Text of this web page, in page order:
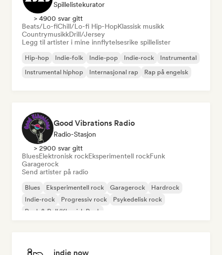
Spillelistekurator
> 4900 svar gitt
Beats/Lo-fiChill/Lo-fi Hip-HopKlassisk musikk
CountrymusikkDrill/Jersey
Legg til artister i mine innflytelsesrike spillelister
Hip-hop Indie-folk Indie-pop Indie-rock
Instrumental
Instrumental hiphop
Internasjonal rap Rap på engelsk
Good Vibrations Radio
Radio-Stasjon
> 2900 svar gitt
BluesElektronisk rockEksperimentell rockFunk
Garagerock
Send artister på radio
Blues Eksperimentell rock Garagerock
Hardrock
Indie-rock
Progressiv rock
Psykedelisk rock
Rock & Roll/Klassisk Rock
indie now